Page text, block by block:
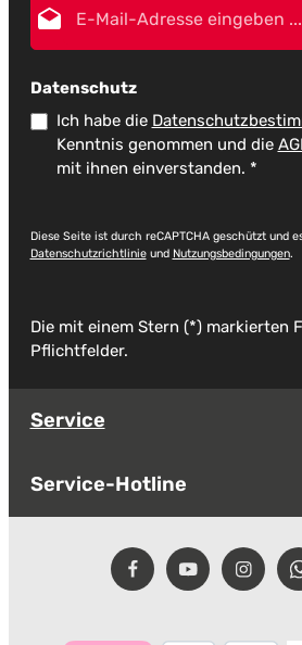
Datenschutz
Ich habe die
Kenntnis genommen und die
mit ihnen einverstanden. *
Diese Seite ist durch reCAPTCHA geschützt und
Datenschutzrichtlinieund Nutzungsbedingungen.
Die mit einem Stern (*) markierten
Pflichtfelder.
Service
Service-Hotline